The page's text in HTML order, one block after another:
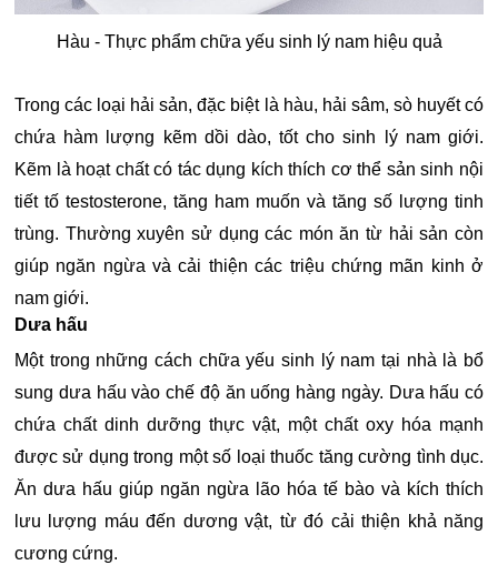
Hàu - Thực phẩm chữa yếu sinh lý nam hiệu quả
Trong các loại hải sản, đặc biệt là hàu, hải sâm, sò huyết có
chứa hàm lượng kẽm dồi dào, tốt cho sinh lý nam giới.
Kẽm là hoạt chất có tác dụng kích thích cơ thể sản sinh nội
tiết tố testosterone, tăng ham muốn và tăng số lượng tinh
trùng. Thường xuyên sử dụng các món ăn từ hải sản còn
giúp ngăn ngừa và cải thiện các triệu chứng mãn kinh ở
nam giới.
Dưa hấu
Một trong những cách chữa yếu sinh lý nam tại nhà là bổ
sung dưa hấu vào chế độ ăn uống hàng ngày. Dưa hấu có
chứa chất dinh dưỡng thực vật, một chất oxy hóa mạnh
được sử dụng trong một số loại thuốc tăng cường tình dục.
Ăn dưa hấu giúp ngăn ngừa lão hóa tế bào và kích thích
lưu lượng máu đến dương vật, từ đó cải thiện khả năng
cương cứng.